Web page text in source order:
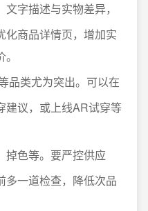
文字描述与实物差异，
化商品详情页，增加实
品类尤为突出。可以在
建议，或上线AR试穿等
掉色等。要严控供应
多一道检查，降低次品